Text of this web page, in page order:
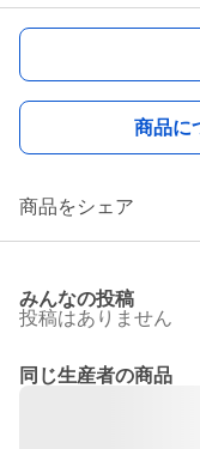
商品に
商品をシェア
みんなの投稿
投稿はありません
同じ生産者の商品